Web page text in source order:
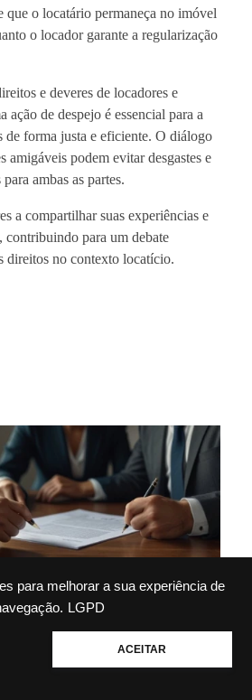
para melhorar a sua experiência de
LGPD
ACEITAR
que o locatário permaneça no imóvel
o locador garante a regularização
e deveres de locadores e
ação de despejo é essencial para a
de forma justa e eficiente. O diálogo
amigáveis podem evitar desgastes e
ambas as partes.
a compartilhar suas experiências e
contribuindo para um debate
direitos no contexto locatício.
de ajuda?